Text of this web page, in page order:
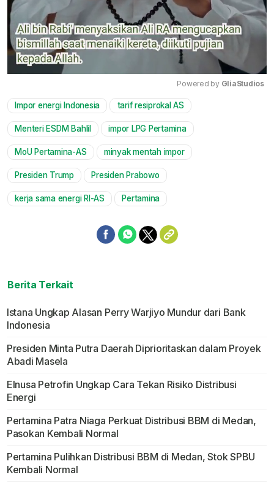
Powered by GliaStudios
Impor energi Indonesia tarif resiprokal AS
Menteri ESDM Bahlil impor LPG Pertamina
MoU Pertamina-AS minyak mentah impor
Presiden Trump Presiden Prabowo
kerja sama energi RI-AS Pertamina
Berita Terkait
Istana Ungkap Alasan Perry Warjiyo Mundur dari Bank
Indonesia
Presiden Minta Putra Daerah Diprioritaskan dalam Proyek
Abadi Masela
Elnusa Petrofin Ungkap Cara Tekan Risiko Distribusi
Energi
Pertamina Patra Niaga Perkuat Distribusi BBM di Medan,
Pasokan Kembali Normal
Pertamina Pulihkan Distribusi BBM di Medan, Stok SPBU
Kembali Normal